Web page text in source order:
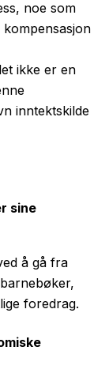
noe som
ikke er en
inntektskilde
sine
å gå fra
foredrag.